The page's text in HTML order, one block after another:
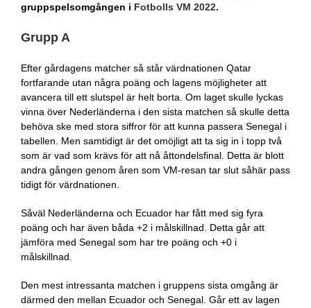
gruppspelsomgången i Fotbolls VM 2022.
Grupp A
Efter gårdagens matcher så står värdnationen Qatar
fortfarande utan några poäng och lagens möjligheter att
avancera till ett slutspel är helt borta. Om laget skulle lyckas
vinna över Nederländerna i den sista matchen så skulle detta
behöva ske med stora siffror för att kunna passera Senegal i
tabellen. Men samtidigt är det omöjligt att ta sig in i topp två
som är vad som krävs för att nå åttondelsfinal. Detta är blott
andra gången genom åren som VM-resan tar slut såhär pass
tidigt för värdnationen.
Såväl Nederländerna och Ecuador har fått med sig fyra
poäng och har även båda +2 i målskillnad. Detta går att
jämföra med Senegal som har tre poäng och +0 i
målskillnad.
Den mest intressanta matchen i gruppens sista omgång är
därmed den mellan Ecuador och Senegal. Går ett av lagen